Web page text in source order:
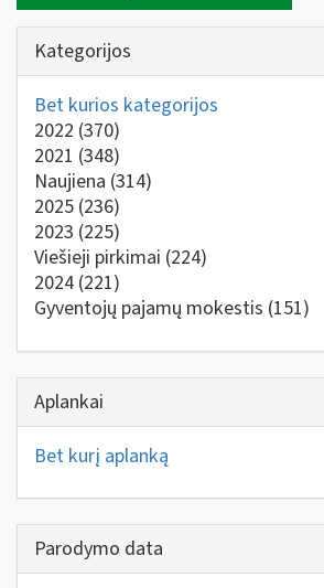
Kategorijos
Bet kurios kategorijos
2022 (370)
2021 (348)
Naujiena (314)
2025 (236)
2023 (225)
Viešieji pirkimai (224)
2024 (221)
Gyventojų pajamų mokestis (151)
Aplankai
Bet kurį aplanką
Parodymo data